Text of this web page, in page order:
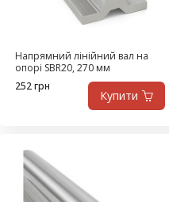
Напрямний лінійний вал на
опорі SBR20, 270 мм
252 грн
Купити